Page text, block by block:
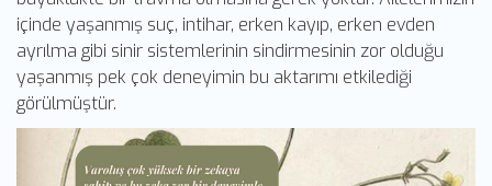
içinde yaşanmış suç, intihar, erken kayıp, erken evden
ayrılma gibi sinir sistemlerinin sindirmesinin zor olduğu
yaşanmış pek çok deneyimin bu aktarımı etkilediği
görülmüştür.